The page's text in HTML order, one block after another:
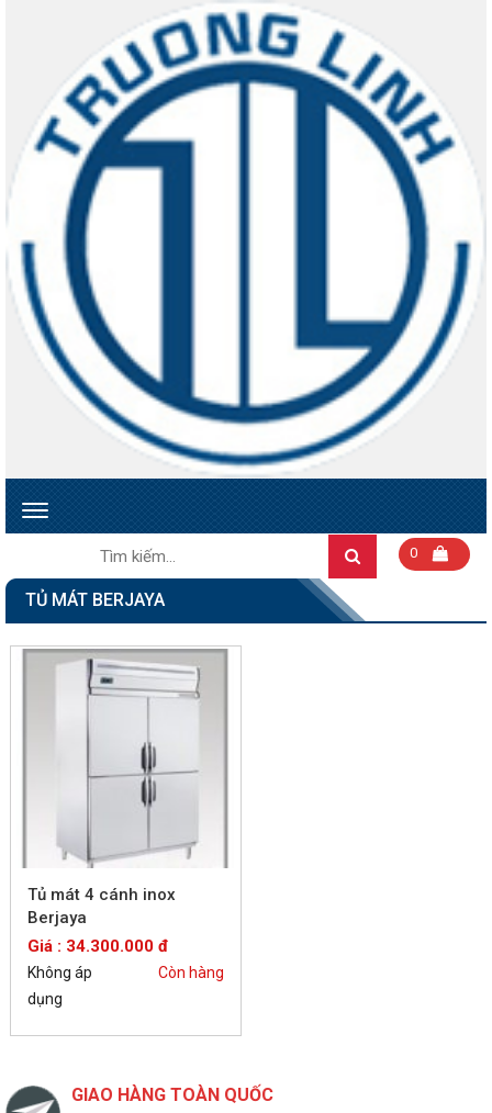
Toggle
Tìm
Search0
TỦ MÁT BERJAYA
Tủ mát 4 cánh inox
Berjaya
Giá : 34.300.000 đ
Không áp
dụng
Còn hàng
GIAO HÀNG TOÀN QUỐC